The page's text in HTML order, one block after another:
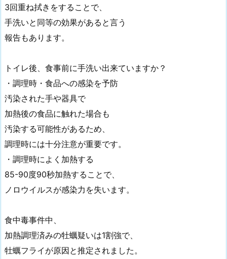
3回重ね拭きをすることで、
手洗いと同等の効果があると言う
報告もあります。
トイレ後、食事前に手洗い出来ていますか？
・調理時・食品への感染を予防
汚染された手や器具で
加熱後の食品に触れた場合も
汚染する可能性があるため、
調理時には十分注意が重要です。
・調理時によく加熱する
85-90度90秒加熱することで、
ノロウイルスが感染力を失います。
食中毒事件中、
加熱調理済みの牡蠣疑いは1割強で、
牡蠣フライが原因と推定されました。